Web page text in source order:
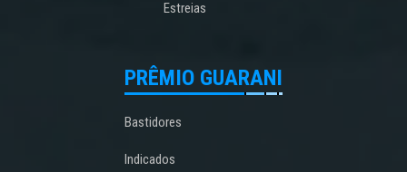
Estreias
PRÊMIO GUARANI
Bastidores
Indicados